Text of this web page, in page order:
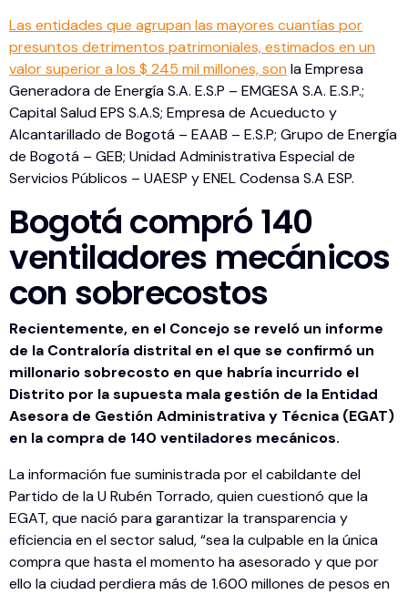
Las entidades que agrupan las mayores cuantías por
presuntos detrimentos patrimoniales, estimados en un
valor superior a los $ 245 mil millones, son la Empresa
Generadora de Energía S.A. E.S.P – EMGESA S.A. E.S.P.;
Capital Salud EPS S.A.S; Empresa de Acueducto y
Alcantarillado de Bogotá – EAAB – E.S.P; Grupo de Energía
de Bogotá – GEB; Unidad Administrativa Especial de
Servicios Públicos – UAESP y ENEL Codensa S.A ESP.
Bogotá compró 140
ventiladores mecánicos
con sobrecostos
Recientemente, en el Concejo se reveló un informe
de la Contraloría distrital en el que se confirmó un
millonario sobrecosto en que habría incurrido el
Distrito por la supuesta mala gestión de la Entidad
Asesora de Gestión Administrativa y Técnica (EGAT)
en la compra de 140 ventiladores mecánicos.
La información fue suministrada por el cabildante del
Partido de la U Rubén Torrado, quien cuestionó que la
EGAT, que nació para garantizar la transparencia y
eficiencia en el sector salud, “sea la culpable en la única
compra que hasta el momento ha asesorado y que por
ello la ciudad perdiera más de 1.600 millones de pesos en